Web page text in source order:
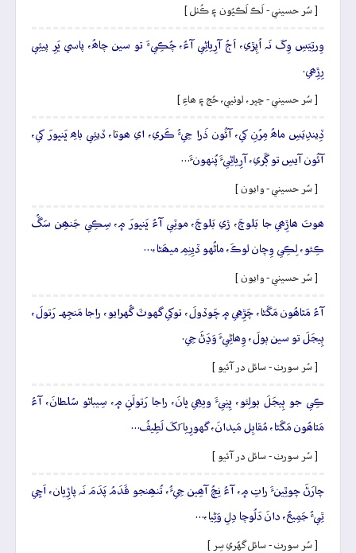
[ سُر حسيني - لَڪ لَڪيُون ۽ ڪُٺل ]
وِرتِيَسِ وِکَ نَہ اُپِڙي، اَڄُ آرِياڻِي آءُ، چُڪِيءَ تو سين چاھُ، پاسي ڀَرِ پيئِي
رِڙِھي.
[ سُر حسيني - ڇپر، لوٺيي، حُج ۽ ھاءِ ]
ڏِيندِيَسِ ماھُ مِرُنِ کي، آئُون ذَرا جِيءُ ڪَري، اي ھوتا، ڏيئِي باھِ ڀَنڀورَ کي،
آئُون آيسِ تو ڳَري، آرِياڻِيءَ پُنهونءَ…
[ سُر حسيني - وايون ]
ھوتَ ھاڙِھي جا بَلوچَ، ڙي بَلوچَ، موٽِي آءُ ڀَنڀورَ ۾، سِڪِي جَنھِن سَڱُ
ڪِئو، لِڪِي وِچان لوڪَ، ماڻُهو ڏيِنِمِ ميھَڻا،…
[ سُر حسيني - وايون ]
آءُ مَٿاھُون مَڱڻا، چَڙِهي ۾ چَوڏولَ، توکي گهوٽَ گُهرايو، راجا مَنجِهہ رَتولَ،
ٻِيجَلَ تو سين ٻولَ، وِھاڻِيءَ وَڍَڻَ جِي.
[ سُر سورٺ - سائل در آئيو ]
ڪِي جو ٻِيجَلَ ٻولِئو، ڀِنِيءَ ويھِي ڀانَ، راجا رَتولَنِ ۾، سِيباڻو سُلطانَ، آءُ
مَٿاھُون مَڱڻا، مُقابِل مَيدانَ، گهورِيا لَکَ لَطِيفُ…
[ سُر سورٺ - سائل در آئيو ]
چارَڻَ چوٿِينءَ راتِ ۾، آءُ نِچُ آھِين جِيءُ، تُنھِنجو قَدَمُ پَدَمَ نَہ پاڙِيان، اَچِي
ٿِيءُ جَمِيعُ، دانَ دَلُوچا دِلِ وَڻِيا،…
[ سُر سورٺ - سائل گهُري سِر ]